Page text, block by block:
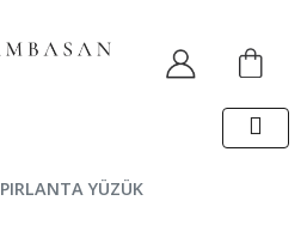
PIRLANTA YÜZÜK